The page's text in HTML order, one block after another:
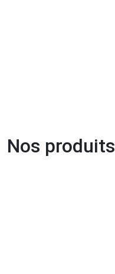
Nos produits